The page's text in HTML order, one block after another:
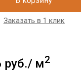
Заказать в 1 клик
руб./ м2